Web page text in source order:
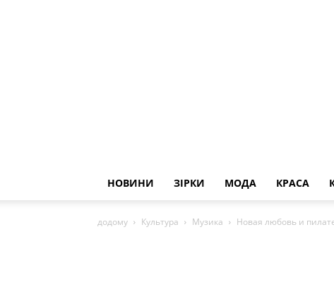
НОВИНИ ЗІРКИ МОДА КРАСА
додому Культура Музика Новая любовь и